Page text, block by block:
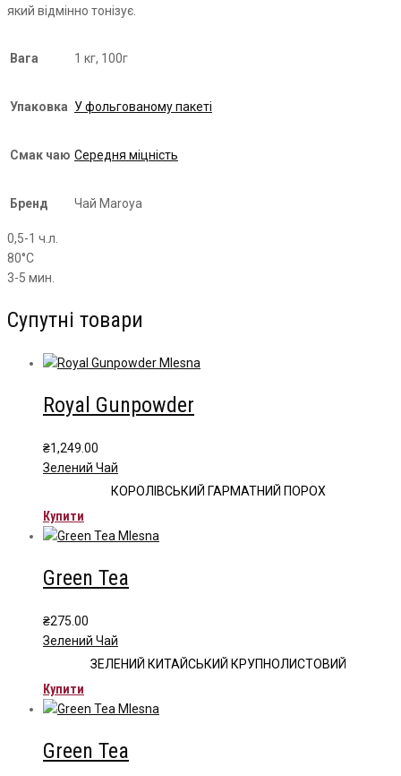
який відмінно тонізує.
Вага 1 кг, 100г
Упаковка У фольгованому пакеті
Смак чаю Середня міцність
Бренд Чай Maroya
0,5-1 ч.л.
80°С
3-5 мин.
Супутні товари
Royal Gunpowder
₴1,249.00
Зелений Чай
КОРОЛІВСЬКИЙ ГАРМАТНИЙ ПОРОХ
Купити
Green Tea
₴275.00
Зелений Чай
ЗЕЛЕНИЙ КИТАЙСЬКИЙ КРУПНОЛИСТОВИЙ
Купити
Green Tea